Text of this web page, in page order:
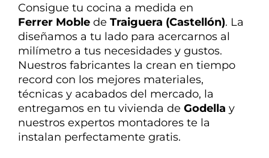
decoración te ayuda en todo
Consigue tu cocina a medida en
Ferrer Moble de Traiguera (Castellón). La
diseñamos a tu lado para acercarnos al
milímetro a tus necesidades y gustos.
Nuestros fabricantes la crean en tiempo
record con los mejores materiales,
técnicas y acabados del mercado, la
entregamos en tu vivienda de Godella y
nuestros expertos montadores te la
instalan perfectamente gratis.